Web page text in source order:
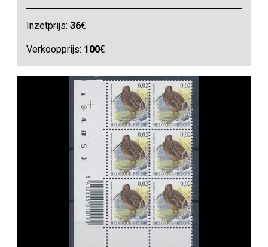
Inzetprijs:36€
Verkoopprijs: 100€